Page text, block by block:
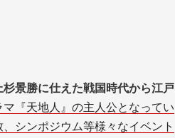
景勝に仕えた戦国時代から江戸
マ『天地人』の主人公となってい
シンポジウム等様々なイベント